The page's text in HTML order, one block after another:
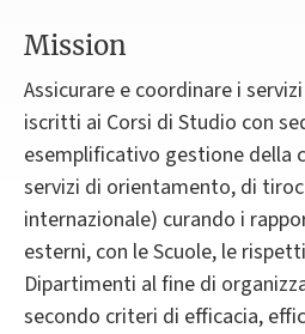
Mission
Assicurare e coordinare i
iscritti ai Corsi di Studio con
esemplificativo gestione della
servizi di orientamento, di
internazionale) curando i
esterni, con le Scuole, le
Dipartimenti al fine di
secondo criteri di efficacia,